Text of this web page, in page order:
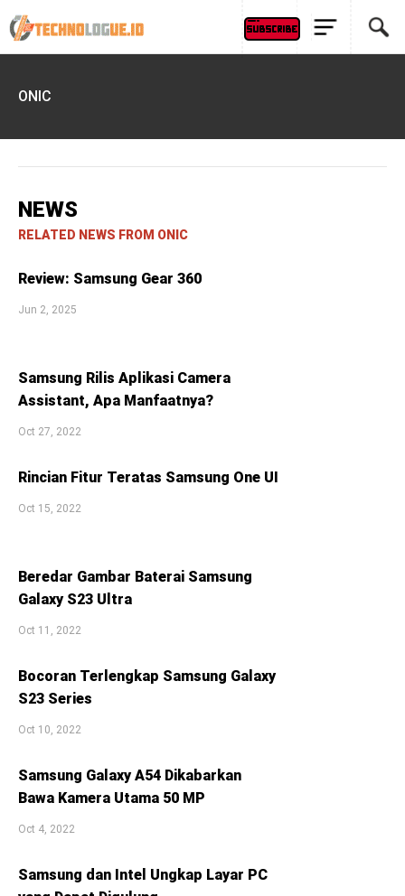
ONIC
NEWS
RELATED NEWS FROM ONIC
Review: Samsung Gear 360
Jun 2, 2025
Samsung Rilis Aplikasi Camera
Assistant, Apa Manfaatnya?
Oct 27, 2022
Rincian Fitur Teratas Samsung One UI
Oct 15, 2022
Beredar Gambar Baterai Samsung
Galaxy S23 Ultra
Oct 11, 2022
Bocoran Terlengkap Samsung Galaxy
S23 Series
Oct 10, 2022
Samsung Galaxy A54 Dikabarkan
Bawa Kamera Utama 50 MP
Oct 4, 2022
Samsung dan Intel Ungkap Layar PC